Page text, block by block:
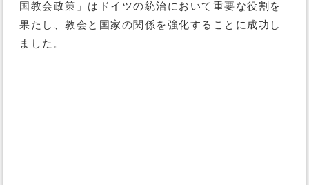
国教会政策」はドイツの統治において重要な役割を
果たし、教会と国家の関係を強化することに成功し
ました。